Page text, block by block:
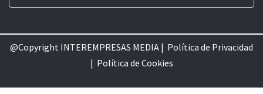
@Copyright INTEREMPRESAS MEDIA | Política de Privacidad
| Política de Cookies